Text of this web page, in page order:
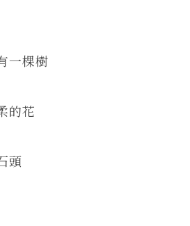
一棵樹
的花
頭